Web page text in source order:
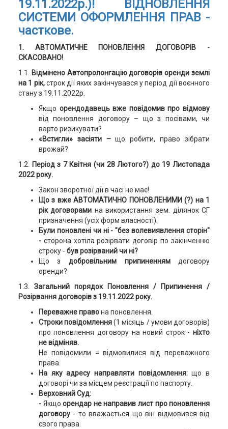
19.11.2022р.)!ВІДНОВЛЕННЯ
СИСТЕМИ ОФОРМЛЕННЯ ПРАВ -
часткове.
1. АВТОМАТИЧНЕ ПОНОВЛЕННЯ ДОГОВОРІВ -
СКАСОВАНО!
1.1. Відмінено Автопролонгацію договорів оренди землі
на 1 рік,строк дії яких закінчувався у період дії воєнного
стану з 19.11.2022р.
Якщо орендодавець вже повідомив про відмову
від поновлення договору – що з посівами, чи
варто ризикувати?
«Встигли» засіяти –що робити, право зібрати
врожай?
1.2. Період з 7 Квітня (чи 28 Лютого?) до 19 Листопада
2022 року.
Закон зворотної дії в часі не має!
Що з вже АВТОМАТИЧНО ПОНОВЛЕНИМИ (?) на 1
рік договорами на використання зем. ділянок СГ
призначення (усіх форм власності).
Були поновлені чи ні -"без волевиявлення сторін"
-сторона хотіла розірвати договір по закінченню
строку - був розірваний чи ні?
Що з добровільним припиненнямдоговору
оренди?
1.3. Загальний порядок Поновлення / Припинення /
Розірвання договорів з 19.11.2022 року.
Переважне правона поновлення.
Строки повідомлення(1 місяць / умови договорів)
про поновлення договору на новий строк -ніхто
не відміняв.
Не повідомили = відмовилися від переважного
права.
На яку адресу направляти повідомлення:що в
договорі чи за місцем реєстрації по паспорту.
Верховний Суд:
- Якщоорендар не направив лист про поновлення
договору - то вважається що він відмовився від
свого права.